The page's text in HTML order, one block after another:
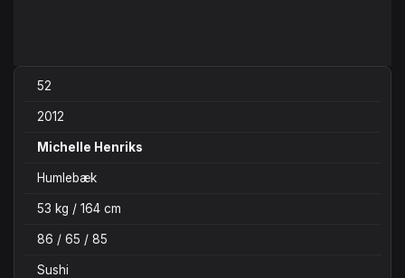
52
2012
Michelle Henriks
Humlebæk
53 kg / 164 cm
86 / 65 / 85
Sushi